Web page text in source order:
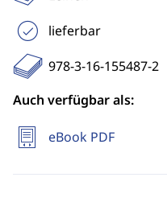
lieferbar
978-3-16-155487-2
Auch verfügbar als:
eBook PDF